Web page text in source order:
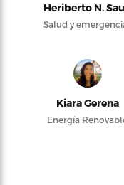
Heriberto N.
Salud y
Kiara Gerena
Energía